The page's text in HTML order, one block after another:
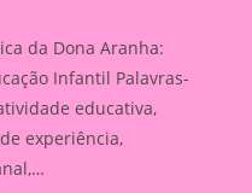
da Dona Aranha:
Infantil Palavras-
educativa,
experiência,